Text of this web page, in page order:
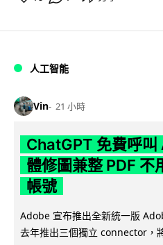
人工智能
Vin 21 小時
ChatGPT 免費呼
體修圖兼整 PDF 不
帳號
Adobe 宣布推出全新統一版
去年推出三個獨立 connector，